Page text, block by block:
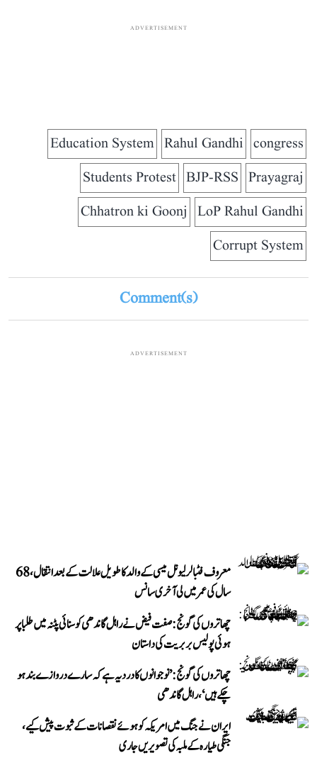
ADVERTISEMENT
congress
Rahul Gandhi
Education System
Prayagraj
BJP-RSS
Students Protest
LoP Rahul Gandhi
Chhatron ki Goonj
Corrupt System
Comment(s)
ADVERTISEMENT
معروف فٹبالر لیونل میسی کے والد کا طویل علالت کے بعد انتقال، 68
سال کی عمر میں لی آخری سانس
چھاتروں کی گونج: صفت فیض نے راہل گاندھی کو سنائی پٹنہ میں طلبا پر
ہوئی پولیس بربریت کی داستان
چھاتروں کی گونج: ’نوجوانوں کا درد یہ ہے کہ سارے دروازے بند ہو
چکے ہیں‘، راہل گاندھی
ایران نے جنگ میں امریکہ کو ہوئے نقصانات کے ثبوت پیش کیے،
جنگی طیارہ کے ملبہ کی تصویریں جاری